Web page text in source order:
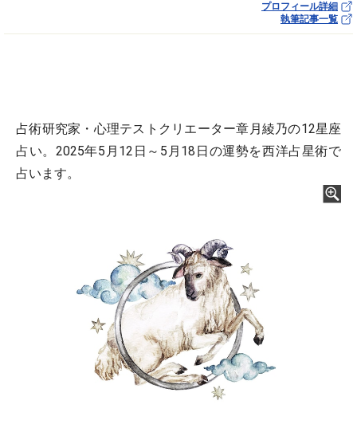
プロフィール詳細
執筆記事一覧
占術研究家・心理テストクリエーター章月綾乃の12星座
占い。2025年5月12日～5月18日の運勢を西洋占星術で
占います。